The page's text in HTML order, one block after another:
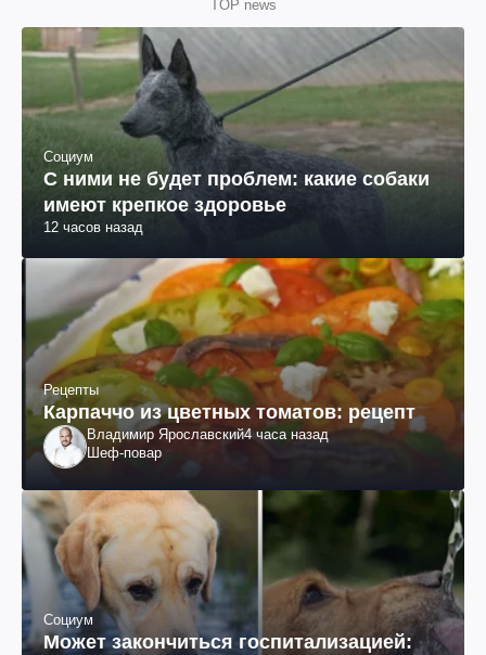
TOP news
Социум
С ними не будет проблем: какие собаки
имеют крепкое здоровье
12 часов назад
Рецепты
Карпаччо из цветных томатов: рецепт
Владимир Ярославский4 часа назад
Шеф-повар
Социум
Может закончиться госпитализацией: